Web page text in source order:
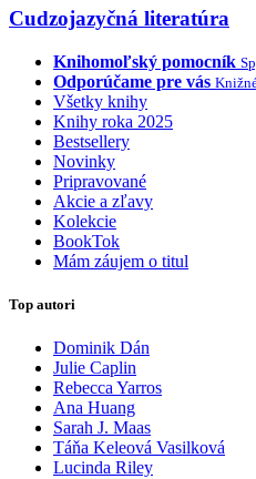
Cudzojazyčná literatúra
Knihomoľský pomocník
Odporúčame pre vás
Všetky knihy
Knihy roka 2025
Bestsellery
Novinky
Pripravované
Akcie a zľavy
Kolekcie
BookTok
Mám záujem o titul
Top autori
Dominik Dán
Julie Caplin
Rebecca Yarros
Ana Huang
Sarah J. Maas
Táňa Keleová Vasilková
Lucinda Riley